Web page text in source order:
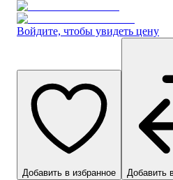
Войдите, чтобы увидеть цену
Добавить в избранное Добавить